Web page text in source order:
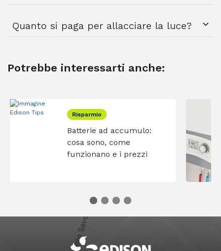
Quanto si paga per allacciare la luce?
Potrebbe interessarti anche:
Risparmio
Batterie ad accumulo:
cosa sono, come
funzionano e i prezzi